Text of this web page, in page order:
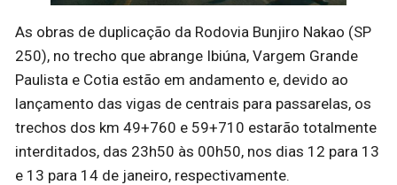
As obras de duplicação da Rodovia Bunjiro Nakao (SP
250), no trecho que abrange Ibiúna, Vargem Grande
Paulista e Cotia estão em andamento e, devido ao
lançamento das vigas de centrais para passarelas, os
trechos dos km 49+760 e 59+710 estarão totalmente
interditados, das 23h50 às 00h50, nos dias 12 para 13
e 13 para 14 de janeiro, respectivamente.